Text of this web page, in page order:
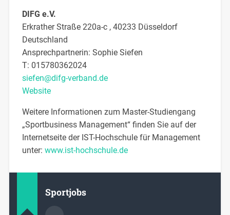
DIFG e.V.
Erkrather Straße 220a-c , 40233 Düsseldorf
Deutschland
Ansprechpartnerin: Sophie Siefen
T: 015780362024
siefen@difg-verband.de
Website
Weitere Informationen zum Master-Studiengang
„Sportbusiness Management“ finden Sie auf der
Internetseite der IST-Hochschule für Management
unter: www.ist-hochschule.de
Sportjobs